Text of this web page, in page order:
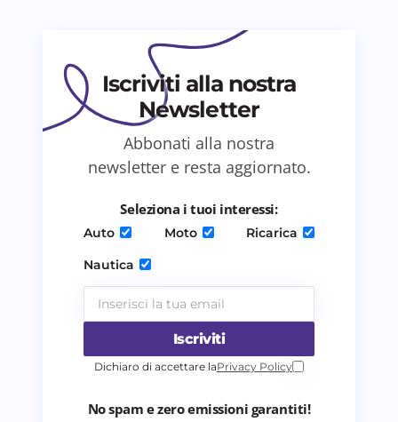
Salva il mio nome e email in questo browser
per il prossimo commento.
Invia commento
Iscriviti alla nostra
Newsletter
Abbonati alla nostra
newsletter e resta aggiornato.
Seleziona i tuoi interessi:
Auto Moto
Ricarica
Nautica
Iscriviti
Dichiaro di accettare laPrivacy Policy
No spam e zero emissioni garantiti!